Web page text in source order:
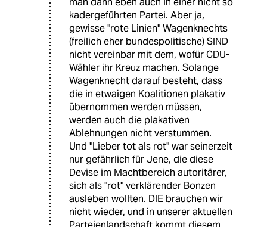
kadergeführten Partei. Aber ja,
gewisse "rote Linien" Wagenknechts
(freilich eher bundespolitische) SIND
nicht vereinbar mit dem, wofür CDU-
Wähler ihr Kreuz machen. Solange
Wagenknecht darauf besteht, dass
die in etwaigen Koalitionen plakativ
übernommen werden müssen,
werden auch die plakativen
Ablehnungen nicht verstummen.
Und "Lieber tot als rot" war seinerzeit
nur gefährlich für Jene, die diese
Devise im Machtbereich autoritärer,
sich als "rot" verklärender Bonzen
ausleben wollten. DIE brauchen wir
nicht wieder, und in unserer aktuellen